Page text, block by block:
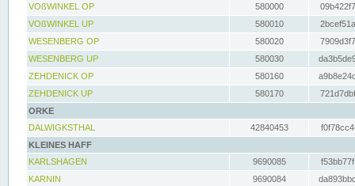
VOßWINKEL OP
580000
VOßWINKEL UP
580010
WESENBERG OP
580020
WESENBERG UP
580030
ZEHDENICK OP
580160
ZEHDENICK UP
580170
ORKE
DALWIGKSTHAL
42840453
KLEINES HAFF
KARLSHAGEN
9690085
KARNIN
9690084